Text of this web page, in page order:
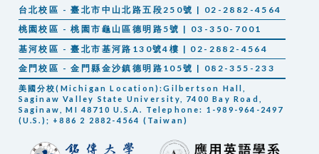
台北校區 - 臺北市中山北路五段250號 | 02-2882-4564
桃園校區 - 桃園市龜山區德明路5號 | 03-350-7001
基河校區 - 臺北市基河路130號4樓 | 02-2882-4564
金門校區 - 金門縣金沙鎮德明路105號 | 082-355-233
美國分校(Michigan Location):Gilbertson Hall,
Saginaw Valley State University, 7400 Bay Road,
Saginaw, MI 48710 U.S.A. Telephone: 1-989-964-2497
(U.S.); +886 2 2882-4564 (Taiwan)